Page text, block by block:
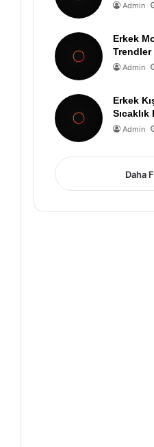
Admin
Erkek
Trendler
Admin
Erkek
Admin
Daha